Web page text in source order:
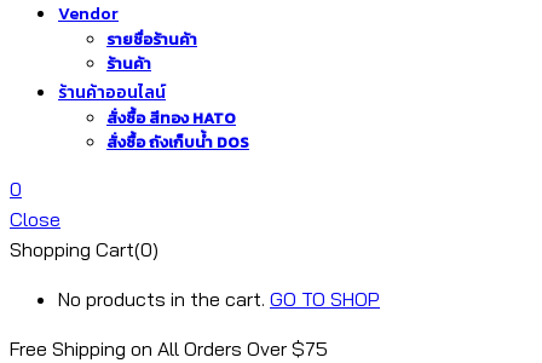
Vendor
รายชื่อร้านค้า
ร้านค้า
ร้านค้าออนไลน์
สั่งซื้อ สีทอง HATO
สั่งซื้อ ถังเก็บน้ำ DOS
0
Close
Shopping Cart(0)
No products in the cart. GO TO SHOP
Free Shipping on All Orders Over $75